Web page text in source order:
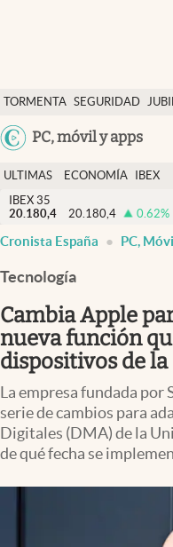
TORMENTA SEGURIDAD
PC, móvil y apps
Economía y finanzas
Política
Actualidad
Criptomonedas
España
ULTIMAS
NOTICIAS
ECONOMÍA
FINANZAS
IBEX
EURO
IBEX 35
20.180,4
20.180,4 0.62%
Cronista España PC,
Tecnología
Cambia Apple
nueva función
dispositivos de
La empresa fundada por
serie de cambios para
Digitales (DMA) de la
de qué fecha se